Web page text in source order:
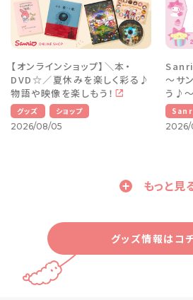
【オンラインショップ】＼本・
DVD☆／夏休みを楽しく彩る♪
物語や映像を楽しもう！
グッズ
ショップ
2026/08/05
～サ
う♪～
もっと見
グッズ情報はコ